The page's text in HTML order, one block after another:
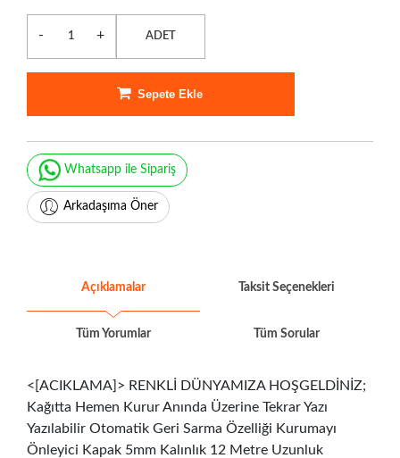
- + ADET
Sepete Ekle
Whatsapp ile Sipariş
Arkadaşıma Öner
Açıklamalar Taksit Seçenekleri
Tüm Yorumlar Tüm Sorular
<[ACIKLAMA]> RENKLİ DÜNYAMIZA HOŞGELDİNİZ;
Kağıtta Hemen Kurur Anında Üzerine Tekrar Yazı
Yazılabilir Otomatik Geri Sarma Özelliği Kurumayı
Önleyici Kapak 5mm Kalınlık 12 Metre Uzunluk